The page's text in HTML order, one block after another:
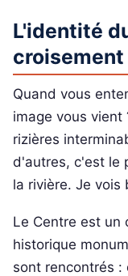
L'identité
croisement
Quand vous
image vous vient
rizières
d'autres, c'est le
la rivière. Je vois
Le Centre est un
historique
sont rencontrés :